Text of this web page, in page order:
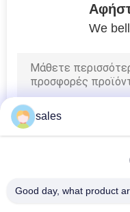
We
sales
Good day, what product